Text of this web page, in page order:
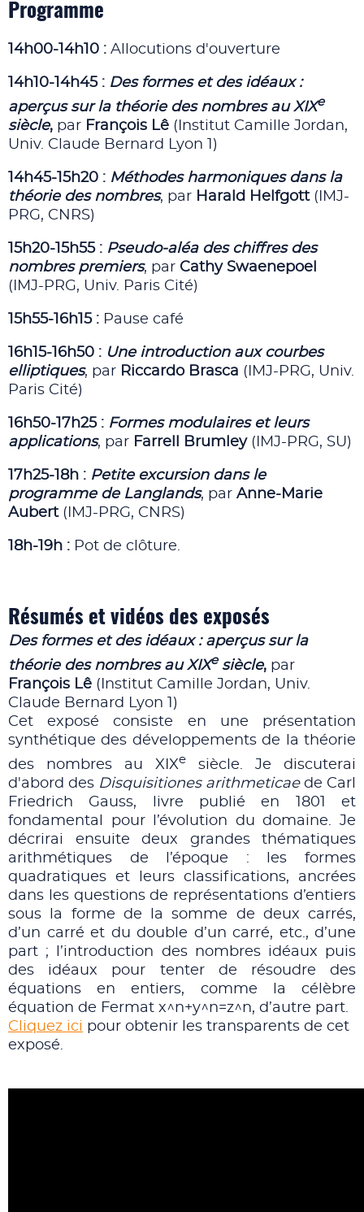
Programme
14h00-14h10 : Allocutions d'ouverture
14h10-14h45 : Des formes et des idéaux :
aperçus sur la théorie des nombres au XIXe
siècle, par François Lê (Institut Camille Jordan,
Univ. Claude Bernard Lyon 1)
14h45-15h20 : Méthodes harmoniques dans la
théorie des nombres, par Harald Helfgott (IMJ-
PRG, CNRS)
15h20-15h55 : Pseudo-aléa des chiffres des
nombres premiers, par Cathy Swaenepoel
(IMJ-PRG, Univ. Paris Cité)
15h55-16h15 : Pause café
16h15-16h50 : Une introduction aux courbes
elliptiques, par Riccardo Brasca (IMJ-PRG, Univ.
Paris Cité)
16h50-17h25 : Formes modulaires et leurs
applications, par Farrell Brumley(IMJ-PRG, SU)
17h25-18h : Petite excursion dans le
programme de Langlands, par Anne-Marie
Aubert(IMJ-PRG, CNRS)
18h-19h : Pot de clôture.
Résumés et vidéos des exposés
Des formes et des idéaux : aperçus sur la
théorie des nombres au XIXesiècle, par
François Lê (Institut Camille Jordan, Univ.
Claude Bernard Lyon 1)
Cet exposé consiste en une présentation
synthétique des développements de la théorie
des nombres au XIXe siècle. Je discuterai
d'abord des Disquisitiones arithmeticaede Carl
Friedrich Gauss, livre publié en 1801 et
fondamental pour l’évolution du domaine. Je
décrirai ensuite deux grandes thématiques
arithmétiques de l’époque : les formes
quadratiques et leurs classifications, ancrées
dans les questions de représentations d’entiers
sous la forme de la somme de deux carrés,
d’un carré et du double d’un carré, etc., d’une
part ; l’introduction des nombres idéaux puis
des idéaux pour tenter de résoudre des
équations en entiers, comme la célèbre
équation de Fermat x^n+y^n=z^n, d’autre part.
Cliquez ici pour obtenir les transparents de cet
exposé.